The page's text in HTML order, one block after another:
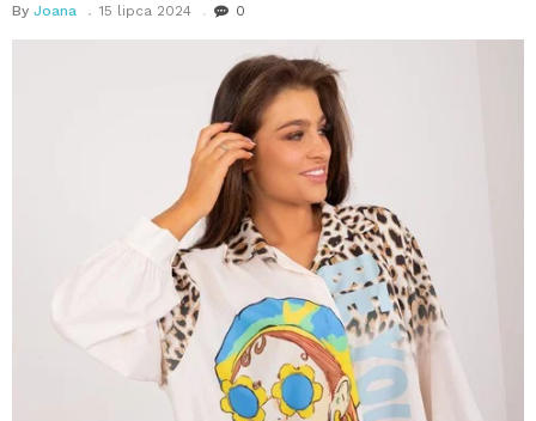
By Joana 15 lipca 2024 0